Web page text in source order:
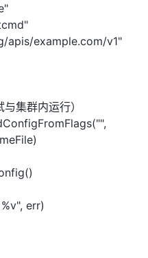
apis/example.com/v1"
集群内运行）
err)